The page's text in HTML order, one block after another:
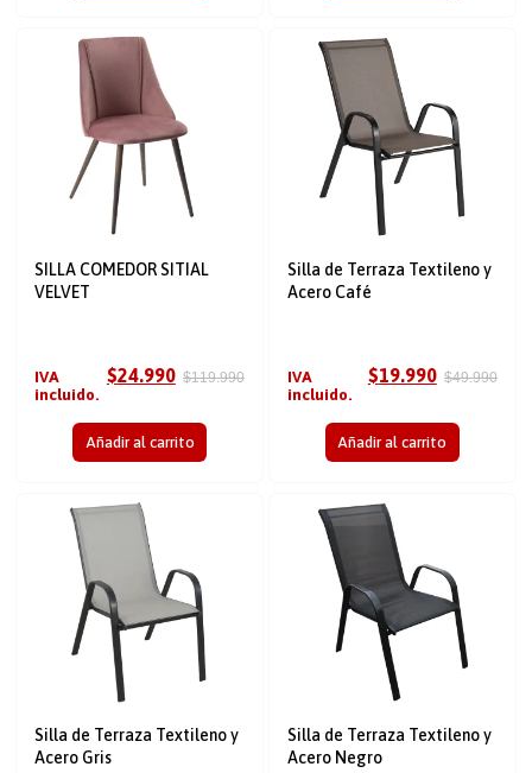
SILLA COMEDOR SITIAL
VELVET
$119.990
$24.990
IVA
incluido.
Añadir al carrito
Silla de Terraza Textileno y
Acero Café
$49.990
$19.990
IVA
incluido.
Añadir al carrito
Silla de Terraza Textileno y
Acero Gris
Silla de Terraza Textileno y
Acero Negro